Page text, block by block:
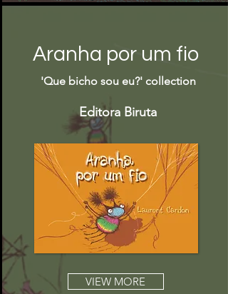
Aranha por um fio
'Que bicho sou eu?' collection
Editora Biruta
VIEW MORE